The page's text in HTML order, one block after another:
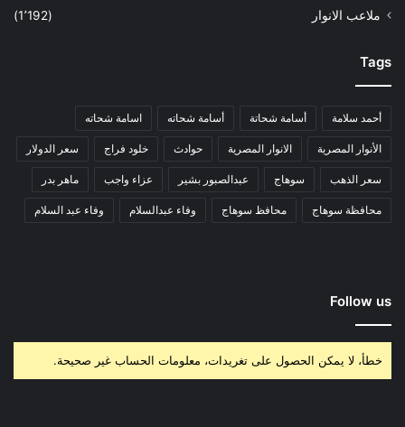
ملاعب الانوار
(1٬192)
Tags
أحمد سلامة أسامة شحاتة أسامة شحاته اسامة شحاته
الأنوار المصرية الانوار المصرية حوادث خلود فراج سعر الدولار
سعر الذهب سوهاج عبدالصبور بشير عزاء واجب ماهر بدر
محافظة سوهاج محافظ سوهاج وفاء عبدالسلام وفاء عبد السلام
Follow us
خطأ، لا يمكن الحصول على تغريدات، معلومات الحساب غير صحيحة.